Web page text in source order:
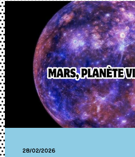
28/02/2026